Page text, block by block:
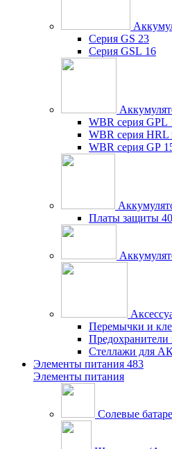
Серия GS 23
Серия GSL 16
WBR серия GPL
WBR серия HRL
WBR серия GP
Платы защиты 40
Перемычки и
Предохранители
Стеллажи для
Элементы питания 483
Элементы питания
Солевые